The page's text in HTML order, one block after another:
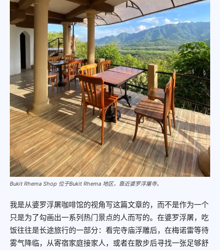
Bukit Rhema Shop 位于Bukit Rhema 地区，靠近婆罗浮屠寺。
我是从婆罗浮屠咖啡馆的视角写这篇文章的，而不是作为一个
只是为了勾画出一系列热门景点的人而写的。在婆罗浮屠，吃
饭往往是长途旅行的一部分：看完寺庙浮雕后，在梅诺雷等待
雾气降临，从寄宿家庭接家人，或者在散步后寻找一张足够舒